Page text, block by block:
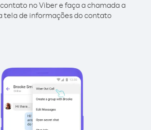
no Viber e faça a chamada a
tela de informações do contato